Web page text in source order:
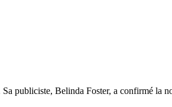
Sa publiciste, Belinda Foster, a confirmé la